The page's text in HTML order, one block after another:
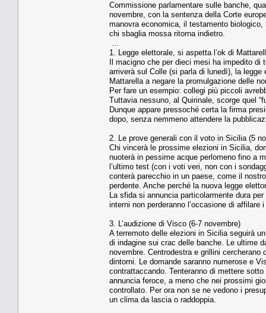
Commissione parlamentare sulle banche,
novembre, con la sentenza della Corte
manovra economica, il testamento
chi sbaglia mossa ritorna indietro.
1. Legge elettorale, si aspetta l’ok di
Il macigno che per dieci mesi ha impedito di
arriverà sul Colle (si parla di lunedì), la
Mattarella a negare la promulgazione delle
Per fare un esempio: collegi più piccoli
Tuttavia nessuno, al Quirinale, scorge quel
Dunque appare pressoché certa la firma
dopo, senza nemmeno attendere la
2. Le prove generali con il voto in Sicilia (5
Chi vincerà le prossime elezioni in Sicilia,
nuoterà in pessime acque perlomeno fino a
l’ultimo test (con i voti veri, non con i
conterà parecchio in un paese, come il
perdente. Anche perché la nuova legge
La sfida si annuncia particolarmente dura
interni non perderanno l’occasione di
3. L’audizione di Visco (6-7 novembre)
A terremoto delle elezioni in Sicilia seguirà
di indagine sui crac delle banche. Le ultime
novembre. Centrodestra e grillini
dintorni. Le domande saranno numerose e
contrattaccando. Tenteranno di mettere
annuncia feroce, a meno che nei prossimi
controllato. Per ora non se ne vedono i
un clima da lascia o raddoppia.